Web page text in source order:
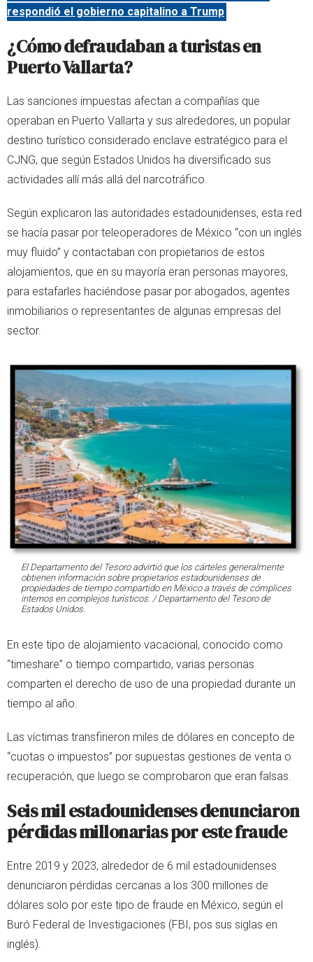
respondió el gobierno capitalino a Trump
¿Cómo defraudaban a turistas en
Puerto Vallarta?
Las sanciones impuestas afectan a compañías que
operaban en Puerto Vallarta y sus alrededores, un popular
destino turístico considerado enclave estratégico para el
CJNG, que según Estados Unidos ha diversificado sus
actividades allí más allá del narcotráfico.
Según explicaron las autoridades estadounidenses, esta red
se hacía pasar por teleoperadores de México “con un inglés
muy fluido” y contactaban con propietarios de estos
alojamientos, que en su mayoría eran personas mayores,
para estafarles haciéndose pasar por abogados, agentes
inmobiliarios o representantes de algunas empresas del
sector.
El Departamento del Tesoro advirtió que los cárteles generalmente
obtienen información sobre propietarios estadounidenses de
propiedades de tiempo compartido en México a través de cómplices
internos en complejos turísticos. / Departamento del Tesoro de
Estados Unidos.
En este tipo de alojamiento vacacional, conocido como
“timeshare” o tiempo compartido, varias personas
comparten el derecho de uso de una propiedad durante un
tiempo al año.
Las víctimas transfirieron miles de dólares en concepto de
“cuotas o impuestos” por supuestas gestiones de venta o
recuperación, que luego se comprobaron que eran falsas.
Seis mil estadounidenses denunciaron
pérdidas millonarias por este fraude
Entre 2019 y 2023, alrededor de 6 mil estadounidenses
denunciaron pérdidas cercanas a los 300 millones de
dólares solo por este tipo de fraude en México, según el
Buró Federal de Investigaciones (FBI, pos sus siglas en
inglés).